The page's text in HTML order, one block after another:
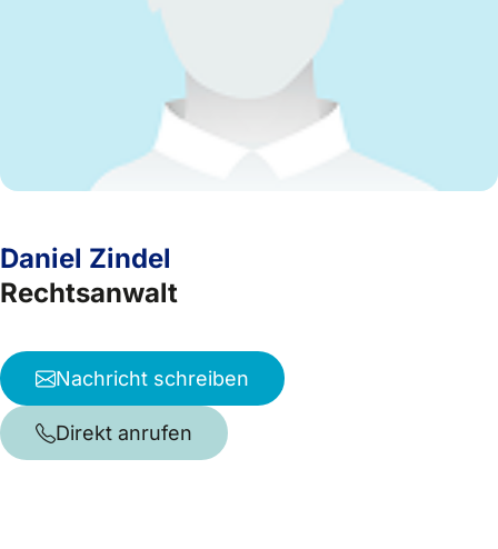
Daniel Zindel
Rechtsanwalt
Nachricht schreiben
Direkt anrufen